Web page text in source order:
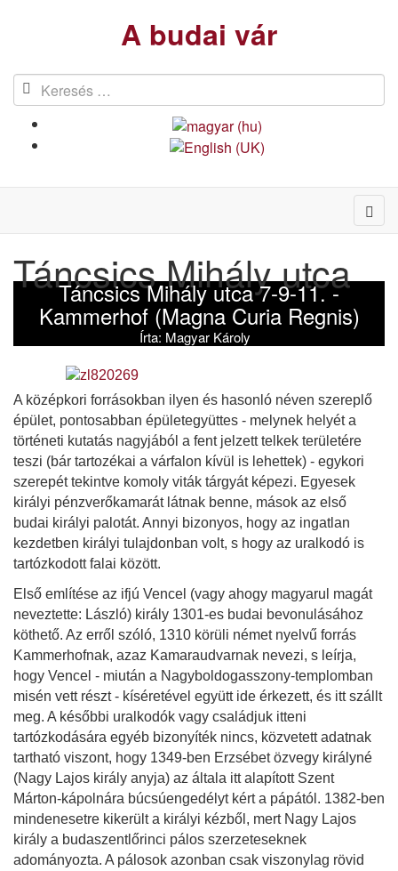
A budai vár
Táncsics Mihály utca
Táncsics Mihály utca 7-9-11. -
Kammerhof (Magna Curia Regnis)
Írta: Magyar Károly
A középkori forrásokban ilyen és hasonló néven szereplő
épület, pontosabban épületegyüttes - melynek helyét a
történeti kutatás nagyjából a fent jelzett telkek területére
teszi (bár tartozékai a várfalon kívül is lehettek) - egykori
szerepét tekintve komoly viták tárgyát képezi. Egyesek
királyi pénzverőkamarát látnak benne, mások az első
budai királyi palotát. Annyi bizonyos, hogy az ingatlan
kezdetben királyi tulajdonban volt, s hogy az uralkodó is
tartózkodott falai között.
Első említése az ifjú Vencel (vagy ahogy magyarul magát
neveztette: László) király 1301-es budai bevonulásához
köthető. Az erről szóló, 1310 körüli német nyelvű forrás
Kammerhofnak, azaz Kamaraudvarnak nevezi, s leírja,
hogy Vencel - miután a Nagyboldogasszony-templomban
misén vett részt - kíséretével együtt ide érkezett, és itt szállt
meg. A későbbi uralkodók vagy családjuk itteni
tartózkodására egyéb bizonyíték nincs, közvetett adatnak
tartható viszont, hogy 1349-ben Erzsébet özvegy királyné
(Nagy Lajos király anyja) az általa itt alapított Szent
Márton-kápolnára búcsúengedélyt kért a pápától. 1382-ben
mindenesetre kikerült a királyi kézből, mert Nagy Lajos
király a budaszentlőrinci pálos szerzeteseknek
adományozta. A pálosok azonban csak viszonylag rövid